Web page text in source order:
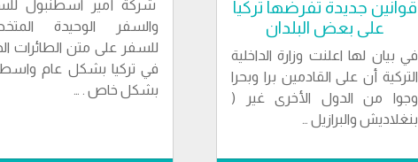
قوانين جديدة تفرضها تركيا
على بعض البلدان
في بيان لها اعلنت وزارة الداخلية
التركية أن على القادمين برا وبحرا
وجوا من الدول الأخرى غير (
بنغلاديش والبرازيل …
شركة أمير اسطنبول
والسفر الوحيدة
للسفر على متن الطائرات
في تركيا بشكل عام
بشكل خاص . …